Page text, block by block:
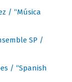
/ “Música
SP /
/ “Spanish